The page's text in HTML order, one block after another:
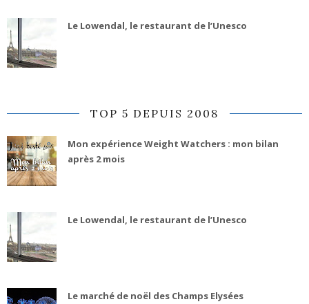
Le Lowendal, le restaurant de l’Unesco
TOP 5 DEPUIS 2008
Mon expérience Weight Watchers : mon bilan
après 2 mois
Le Lowendal, le restaurant de l’Unesco
Le marché de noël des Champs Elysées